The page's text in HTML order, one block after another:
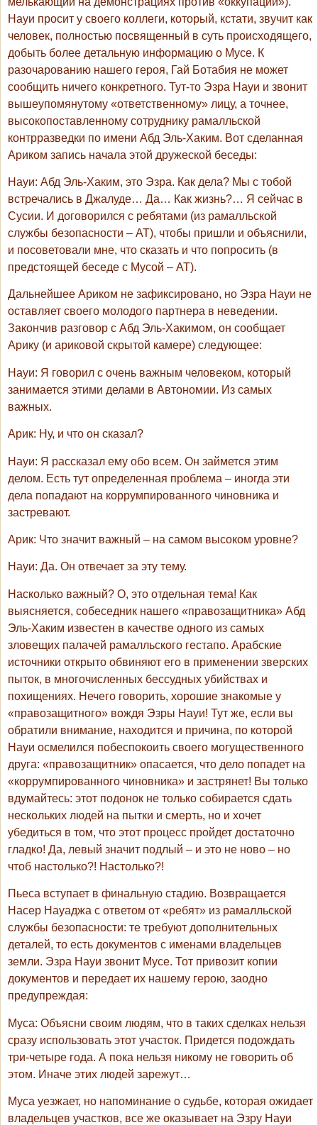
Науи просит у своего коллеги, который, кстати, звучит как
человек, полностью посвященный в суть происходящего,
добыть более детальную информацию о Мусе. К
разочарованию нашего героя, Гай Ботабия не может
сообщить ничего конкретного. Тут-то Эзра Науи и звонит
вышеупомянутому «ответственному» лицу, а точнее,
высокопоставленному сотруднику рамалльской
контрразведки по имени Абд Эль-Хаким. Вот сделанная
Ариком запись начала этой дружеской беседы:
Науи: Абд Эль-Хаким, это Эзра. Как дела? Мы с тобой
встречались в Джалуде… Да… Как жизнь?… Я сейчас в
Сусии. И договорился с ребятами (из рамалльской
службы безопасности – АТ), чтобы пришли и объяснили,
и посоветовали мне, что сказать и что попросить (в
предстоящей беседе с Мусой – АТ).
Дальнейшее Ариком не зафиксировано, но Эзра Науи не
оставляет своего молодого партнера в неведении.
Закончив разговор с Абд Эль-Хакимом, он сообщает
Арику (и ариковой скрытой камере) следующее:
Науи: Я говорил с очень важным человеком, который
занимается этими делами в Автономии. Из самых
важных.
Арик: Ну, и что он сказал?
Науи: Я рассказал ему обо всем. Он займется этим
делом. Есть тут определенная проблема – иногда эти
дела попадают на коррумпированного чиновника и
застревают.
Арик: Что значит важный – на самом высоком уровне?
Науи: Да. Он отвечает за эту тему.
Насколько важный? О, это отдельная тема! Как
выясняется, собеседник нашего «правозащитника» Абд
Эль-Хаким известен в качестве одного из самых
зловещих палачей рамалльского гестапо. Арабские
источники открыто обвиняют его в применении зверских
пыток, в многочисленных бессудных убийствах и
похищениях. Нечего говорить, хорошие знакомые у
«правозащитного» вождя Эзры Науи! Тут же, если вы
обратили внимание, находится и причина, по которой
Науи осмелился побеспокоить своего могущественного
друга: «правозащитник» опасается, что дело попадет на
«коррумпированного чиновника» и застрянет! Вы только
вдумайтесь: этот подонок не только собирается сдать
нескольких людей на пытки и смерть, но и хочет
убедиться в том, что этот процесс пройдет достаточно
гладко! Да, левый значит подлый – и это не ново – но
чтоб настолько?! Настолько?!
Пьеса вступает в финальную стадию. Возвращается
Насер Науаджа с ответом от «ребят» из рамалльской
службы безопасности: те требуют дополнительных
деталей, то есть документов с именами владельцев
земли. Эзра Науи звонит Мусе. Тот привозит копии
документов и передает их нашему герою, заодно
предупреждая:
Муса: Объясни своим людям, что в таких сделках нельзя
сразу использовать этот участок. Придется подождать
три-четыре года. А пока нельзя никому не говорить об
этом. Иначе этих людей зарежут…
Муса уезжает, но напоминание о судьбе, которая ожидает
владельцев участков, все же оказывает на Эзру Науи